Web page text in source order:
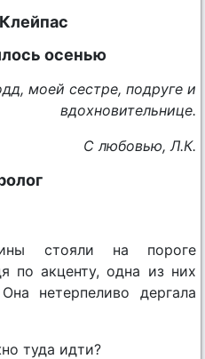
осенью
моей сестре, подруге и
вдохновительнице.
С любовью, Л.К.
стояли на пороге
по акценту, одна из них
нетерпеливо дергала
туда идти?